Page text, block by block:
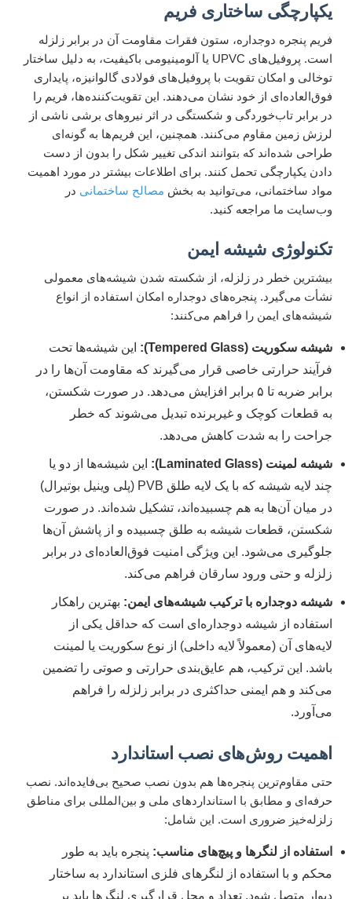
یکپارچگی ساختاری فریم
فریم پنجره دوجداره، ستون فقرات مقاومت آن در برابر زلزله
است. پروفیل‌های UPVC یا آلومینیومی باکیفیت، به دلیل ساختار
توخالی و امکان تقویت با پروفیل‌های فولادی گالوانیزه، پایداری
فوق‌العاده‌ای از خود نشان می‌دهند. این تقویت‌کننده‌ها، فریم را
در برابر تاب‌خوردگی و شکستگی در اثر نیروهای برشی ناشی از
لرزش زمین مقاوم می‌کنند. همچنین، این فریم‌ها به گونه‌ای
طراحی شده‌اند که بتوانند اندکی تغییر شکل را بدون از دست
دادن یکپارچگی تحمل کنند. برای اطلاعات بیشتر در مورد اهمیت
مواد ساختمانی، می‌توانید به بخش مصالح ساختمانی در
وب‌سایت ما مراجعه کنید.
تکنولوژی شیشه ایمن
بیشترین خطر در زلزله، از شکسته شدن شیشه‌های معمولی
نشأت می‌گیرد. پنجره‌های دوجداره امکان استفاده از انواع
شیشه‌های ایمن را فراهم می‌کنند:
شیشه سکوریت (Tempered Glass):
این شیشه‌ها تحت
فرآیند حرارتی خاصی قرار می‌گیرند که مقاومت آن‌ها را در
برابر ضربه تا ۵ برابر افزایش می‌دهد. در صورت شکستن،
به قطعات کوچک و غیربرنده تبدیل می‌شوند که خطر
جراحت را به شدت کاهش می‌دهد.
شیشه لمینت (Laminated Glass):
این شیشه‌ها از دو یا
چند لایه شیشه که با یک لایه طلق PVB (پلی وینیل بوتیرال)
در میان آن‌ها به هم چسبیده‌اند، تشکیل شده‌اند. در صورت
شکستن، قطعات شیشه به طلق چسبیده و از پاشش آن‌ها
جلوگیری می‌شود. این ویژگی امنیت فوق‌العاده‌ای در برابر
زلزله و حتی ورود سارقان فراهم می‌کند.
شیشه دوجداره با ترکیب شیشه‌های ایمن: بهترین راهکار
استفاده از شیشه دوجداره‌ای است که حداقل یکی از
لایه‌های آن (معمولاً لایه داخلی) از نوع سکوریت یا لمینت
باشد. این ترکیب، هم عایق‌بندی حرارتی و صوتی را تضمین
می‌کند و هم ایمنی حداکثری در برابر زلزله را فراهم
می‌آورد.
اهمیت روش‌های نصب استاندارد
حتی مقاوم‌ترین پنجره‌ها هم بدون نصب صحیح بی‌فایده‌اند. نصب
حرفه‌ای و مطابق با استانداردهای ملی و بین‌المللی برای مناطق
زلزله‌خیز ضروری است. این شامل:
استفاده از لنگرها و پیچ‌های مناسب: پنجره باید به طور
محکم و با استفاده از لنگرهای فلزی استاندارد به ساختار
دیوار متصل شود. تعداد و محل قرارگیری لنگرها باید بر